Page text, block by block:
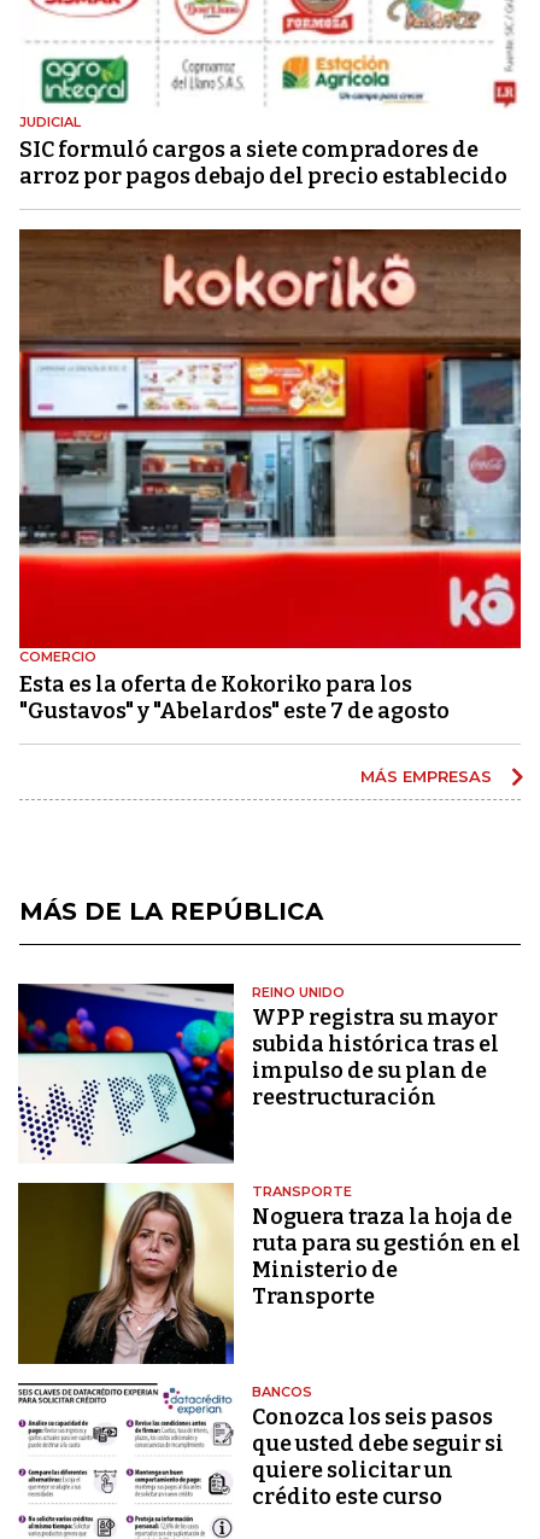
JUDICIAL
SIC formuló cargos a siete compradores de
arroz por pagos debajo del precio establecido
COMERCIO
Esta es la oferta de Kokoriko para los
"Gustavos" y "Abelardos" este 7 de agosto
MÁS EMPRESAS
MÁS DE LA REPÚBLICA
REINO UNIDO
WPP registra su mayor
subida histórica tras el
impulso de su plan de
reestructuración
TRANSPORTE
Noguera traza la hoja de
ruta para su gestión en el
Ministerio de
Transporte
BANCOS
Conozca los seis pasos
que usted debe seguir si
quiere solicitar un
crédito este curso